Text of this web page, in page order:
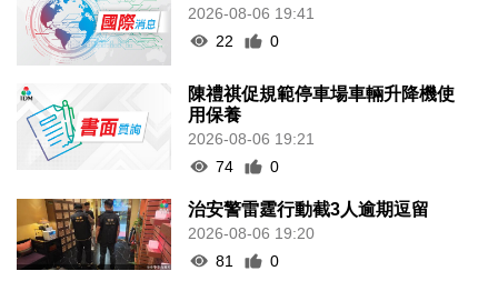
2026-08-06 19:41
22
0
陳禮祺促規範停車場車輛升降機使
用保養
2026-08-06 19:21
74
0
治安警雷霆行動截3人逾期逗留
2026-08-06 19:20
81
0